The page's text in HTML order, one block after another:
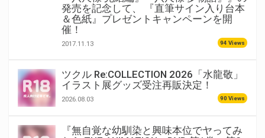
発売を記念して、 『直筆サイン入り台本
＆色紙』プレゼントキャンペーンを開
催！
2017.11.13 94 Views
ツクル Re:COLLECTION 2026「水龍敬」
イラスト展グッズ受注再販決定！
2026.08.03 90 Views
『無自覚な幼馴染と興味本位でヤってみ